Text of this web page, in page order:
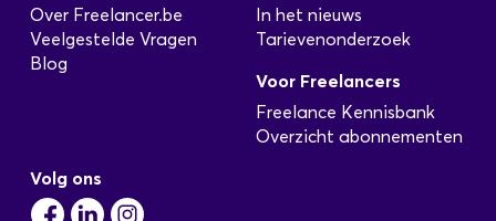
telefonisch of via mail toegelicht worden>
johan@dekeyzer-ossaer.
Over Freelancer.be
Veelgestelde Vragen
Blog
In het nieuws
Tarievenonderzoek
Voor Freelancers
Freelance Kennisbank
Overzicht abonnementen
Volg ons